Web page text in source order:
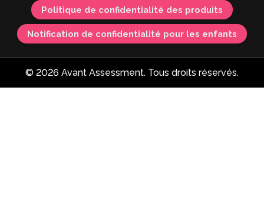
Politique de confidentialité des produits
Notification de confidentialité pour les enfants
© 2026 Avant Assessment. Tous droits réservés.